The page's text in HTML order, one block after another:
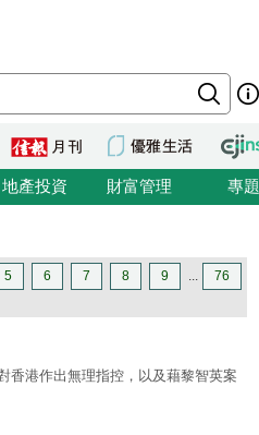
地產投資 財富管理 專題
5 6 7 8 9 ... 76
香港作出無理指控，以及藉黎智英案